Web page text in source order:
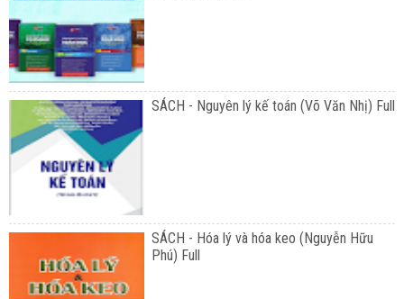
SÁCH - Nguyên lý kế toán (Võ Văn Nhị) Full
SÁCH - Hóa lý và hóa keo (Nguyễn Hữu
Phú) Full